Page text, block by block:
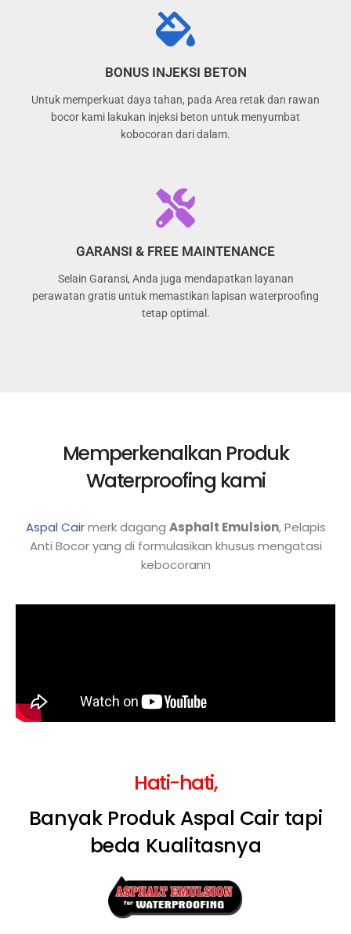
BONUS INJEKSI BETON
Untuk memperkuat daya tahan, pada Area retak dan rawan
bocor kami lakukan injeksi beton untuk menyumbat
kobocoran dari dalam.
GARANSI & FREE MAINTENANCE
Selain Garansi, Anda juga mendapatkan layanan
perawatan gratis untuk memastikan lapisan waterproofing
tetap optimal.
Memperkenalkan Produk
Waterproofing kami
Aspal Cairmerk dagang Asphalt Emulsion, Pelapis
Anti Bocor yang di formulasikan khusus mengatasi
kebocorann
Hati-hati,
Banyak Produk Aspal Cair tapi
beda Kualitasnya